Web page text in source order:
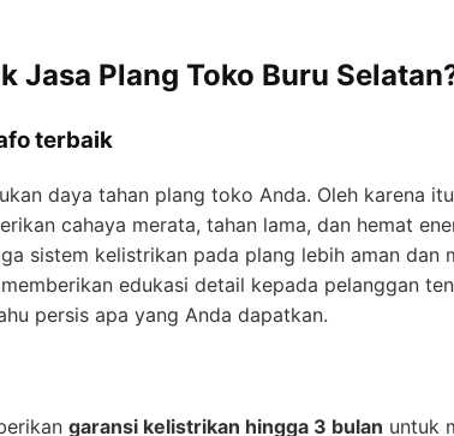
Jasa Plang Toko Buru
terbaik
daya tahan plang toko Anda. Oleh karena
cahaya merata, tahan lama, dan hemat
sistem kelistrikan pada plang lebih aman dan
edukasi detail kepada pelanggan
persis apa yang Anda dapatkan.
garansi kelistrikan hingga 3 bulan untuk